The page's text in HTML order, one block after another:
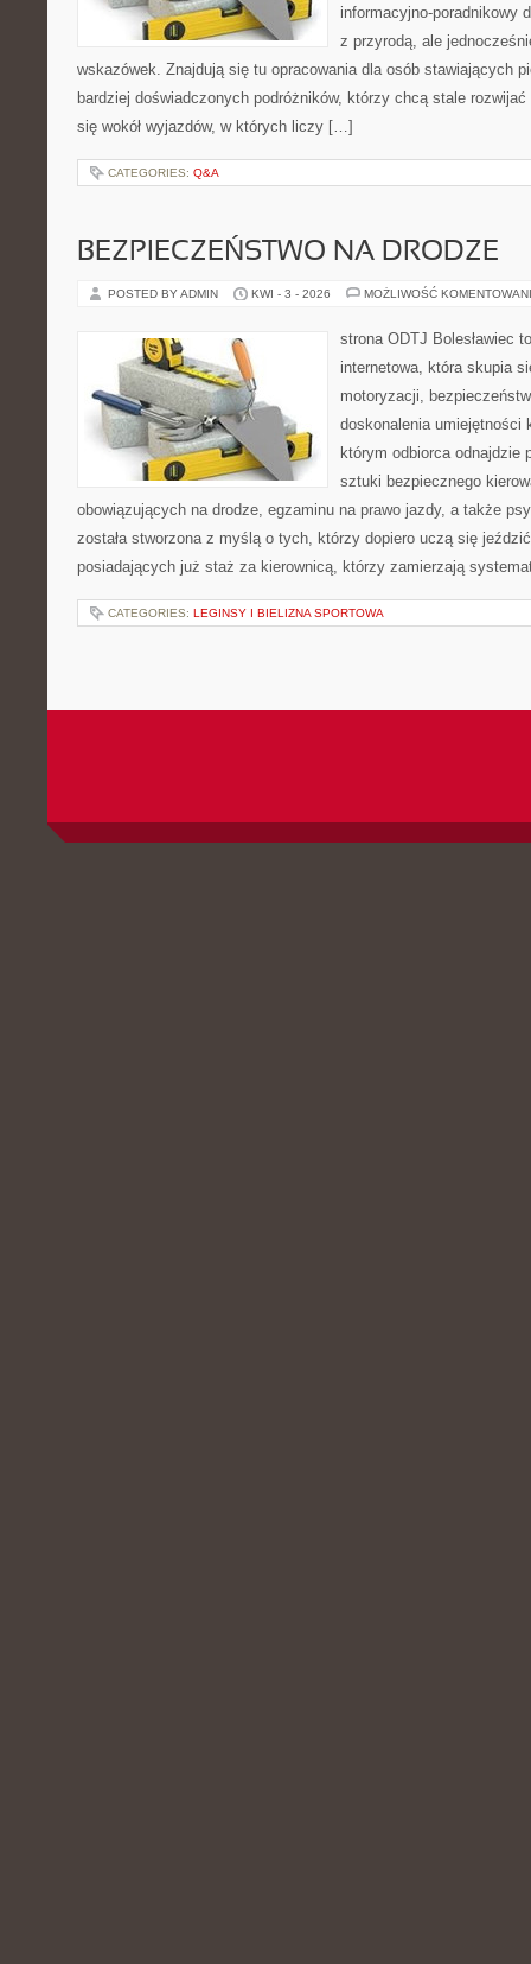
informacyjno-poradnikowy
z przyrodą, ale
wskazówek. Znajdują się tu opracowania dla osób stawiających
bardziej doświadczonych podróżników, którzy chcą stale
się wokół wyjazdów, w których liczy […]
CATEGORIES: Q&A
BEZPIECZEŃSTWO NA DRODZE
POSTED BY ADMIN KWI - 3 - 2026 MOŻLIWOŚĆ
strona ODTJ Bolesławiec
internetowa, która skupia
motoryzacji,
doskonalenia umiejętności
którym odbiorca odnajdzie
sztuki bezpiecznego
obowiązujących na drodze, egzaminu na prawo jazdy, a także
została stworzona z myślą o tych, którzy dopiero uczą się
posiadających już staż za kierownicą, którzy zamierzają
CATEGORIES: LEGINSY I BIELIZNA SPORTOWA